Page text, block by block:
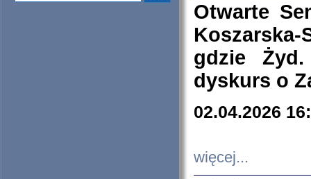
Otwarte
Koszarska-
gdzie
dyskurs o
02.04.2026
więcej...